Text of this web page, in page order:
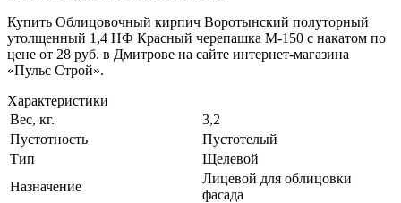
Купить Облицовочный кирпич Воротынский полуторный
утолщенный 1,4 НФ Красный черепашка М-150 с накатом по
цене от 28 руб. в Дмитрове на сайте интернет-магазина
«Пульс Строй».
Характеристики
Вес, кг.
3,2
Пустотность
Пустотелый
Тип
Щелевой
Назначение
Лицевой для облицовки
фасада